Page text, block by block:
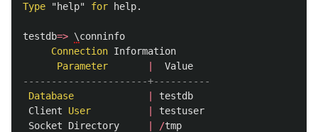
Type
"help" for help.
testdb=> \conninfo
Connection Information
Parameter
Value
----------------------+----------
Database
testdb
Client
User
testuser
Socket
Directory /tmp